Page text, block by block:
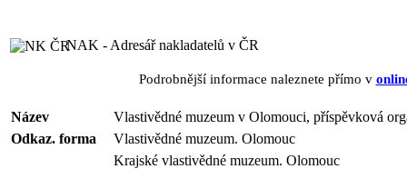
NAK - Adresář nakladatelů v ČR
Podrobnější informace naleznete přímo v
Název
Vlastivědné muzeum v Olomouci, příspěvková
Odkaz. forma
Vlastivědné muzeum. Olomouc
Krajské vlastivědné muzeum. Olomouc